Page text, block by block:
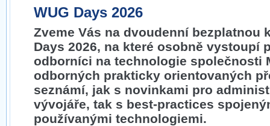
WUG Days 2026
Zveme Vás na dvoudenní bezplatnou
Days 2026, na které osobně vystoupí
odborníci na technologie společnosti
odborných prakticky orientovaných
seznámí, jak s novinkami pro
vývojáře, tak s best-practices
používanými technologiemi.